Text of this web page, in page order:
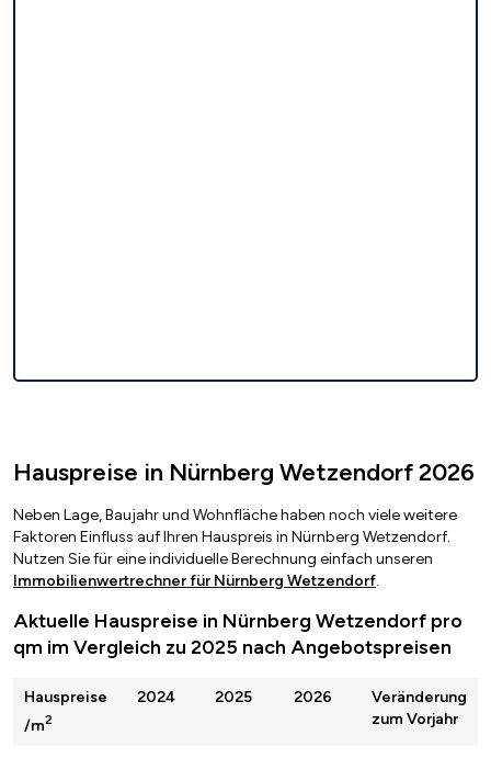
Hauspreise in Nürnberg Wetzendorf 2026
Neben Lage, Baujahr und Wohnfläche haben noch viele weitere
Faktoren Einfluss auf Ihren Hauspreis in Nürnberg Wetzendorf.
Nutzen Sie für eine individuelle Berechnung einfach unseren
Immobilienwertrechner für Nürnberg Wetzendorf.
Aktuelle Hauspreise in Nürnberg Wetzendorf pro
qm im Vergleich zu 2025 nach Angebotspreisen
Hauspreise
/m2
2024 2025 2026
Veränderung
zum Vorjahr